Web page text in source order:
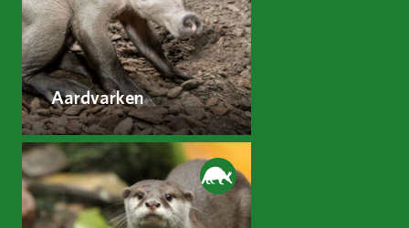
Aardvarken